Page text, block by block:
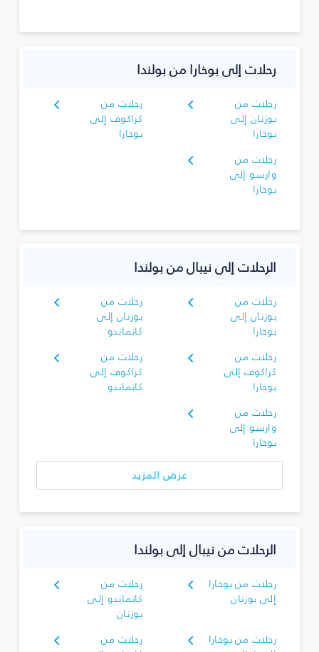
رحلات إلى بوخارا من بولندا
رحلات من
بوزنان إلى
بوخارا
رحلات من
كراكوف إلى
بوخارا
رحلات من
وارسو إلى
بوخارا
الرحلات إلى نيبال من بولندا
رحلات من
بوزنان إلى
بوخارا
رحلات من
بوزنان إلى
كاتماندو
رحلات من
كراكوف إلى
بوخارا
رحلات من
كراكوف إلى
كاتماندو
رحلات من
وارسو إلى
بوخارا
عرض المزيد
الرحلات من نيبال إلى بولندا
رحلات من بوخارا
إلى بوزنان
رحلات من
كاتماندو إلى
بوزنان
رحلات من بوخارا
رحلات من